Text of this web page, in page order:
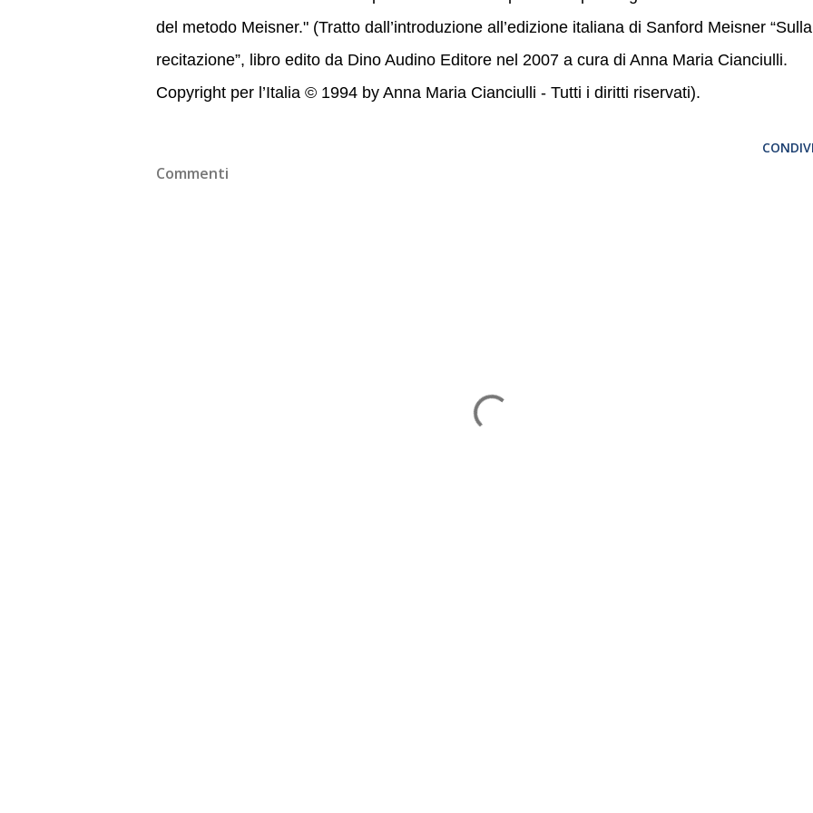
del metodo Meisner." (Tratto dall’introduzione all’edizione italiana di Sanford Meisner “Sulla
recitazione”, libro edito da Dino Audino Editore nel 2007 a cura di Anna Maria Cianciulli.
Copyright per l’Italia © 1994 by Anna Maria Cianciulli - Tutti i diritti riservati).
Commenti